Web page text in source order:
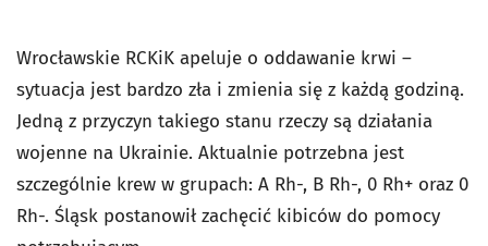
Wrocławskie RCKiK apeluje o oddawanie krwi –
sytuacja jest bardzo zła i zmienia się z każdą godziną.
Jedną z przyczyn takiego stanu rzeczy są działania
wojenne na Ukrainie. Aktualnie potrzebna jest
szczególnie krew w grupach: A Rh-, B Rh-, 0 Rh+ oraz 0
Rh-. Śląsk postanowił zachęcić kibiców do pomocy